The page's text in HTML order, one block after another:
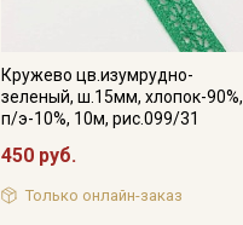
Кружево цв.изумрудно-
зеленый, ш.15мм, хлопок-90%,
п/э-10%, 10м, рис.099/31
450 руб.
Только онлайн-заказ